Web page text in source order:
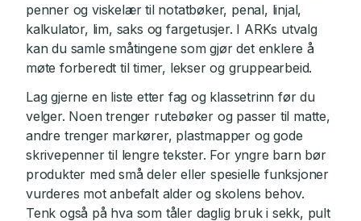
penner og viskelær til notatbøker, penal, linjal,
kalkulator, lim, saks og fargetusjer. I ARKs utvalg
kan du samle småtingene som gjør det enklere å
møte forberedt til timer, lekser og gruppearbeid.
Lag gjerne en liste etter fag og klassetrinn før du
velger. Noen trenger rutebøker og passer til matte,
andre trenger markører, plastmapper og gode
skrivepenner til lengre tekster. For yngre barn bør
produkter med små deler eller spesielle funksjoner
vurderes mot anbefalt alder og skolens behov.
Tenk også på hva som tåler daglig bruk i sekk, pult